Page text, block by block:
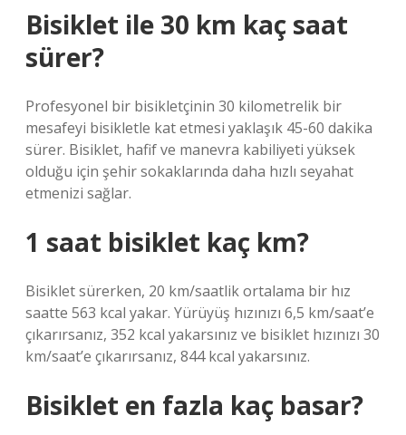
Bisiklet ile 30 km kaç saat
sürer?
Profesyonel bir bisikletçinin 30 kilometrelik bir
mesafeyi bisikletle kat etmesi yaklaşık 45-60 dakika
sürer. Bisiklet, hafif ve manevra kabiliyeti yüksek
olduğu için şehir sokaklarında daha hızlı seyahat
etmenizi sağlar.
1 saat bisiklet kaç km?
Bisiklet sürerken, 20 km/saatlik ortalama bir hız
saatte 563 kcal yakar. Yürüyüş hızınızı 6,5 km/saat’e
çıkarırsanız, 352 kcal yakarsınız ve bisiklet hızınızı 30
km/saat’e çıkarırsanız, 844 kcal yakarsınız.
Bisiklet en fazla kaç basar?